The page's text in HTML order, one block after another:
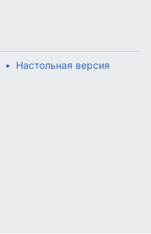
Настольная версия